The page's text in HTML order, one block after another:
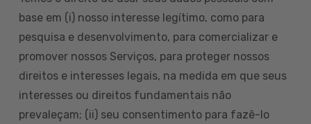
base em (i) nosso interesse legítimo, como para
pesquisa e desenvolvimento, para comercializar e
promover nossos Serviços, para proteger nossos
direitos e interesses legais, na medida em que seus
interesses ou direitos fundamentais não
prevaleçam; (ii) seu consentimento para fazê-lo